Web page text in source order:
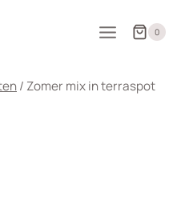
0
/ Zomer mix in terraspot